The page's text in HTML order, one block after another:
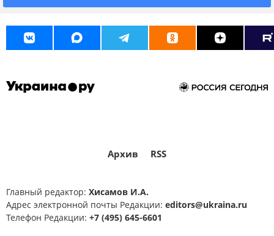
Архив RSS
Главный редактор: Хисамов И.А.
Адрес электронной почты Редакции: editors@ukraina.ru
Телефон Редакции: +7 (495) 645-6601